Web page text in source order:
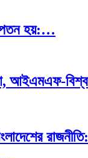
পতন হয়:…
আইএমএফ-
১০০